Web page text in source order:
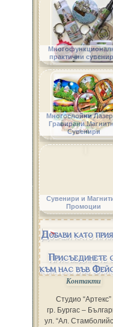
практични
Многослойни
Гравирани
Сувенири
Сувенири и
Промоции
Добави като
Присъединете
към нас във
Контакти
Студио “Артекс”
гр. Бургас –
ул. “Ал.